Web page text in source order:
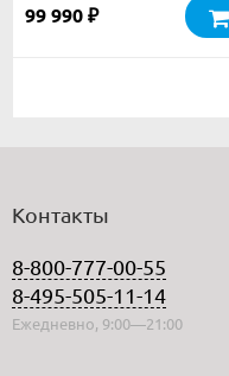
99 990 ₽
Контакты
8-800-777-00-55
8-495-505-11-14
Ежедневно, 9:00—21:00